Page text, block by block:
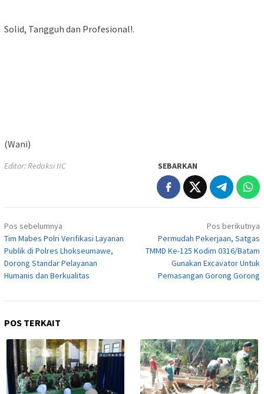
Solid, Tangguh dan Profesional!.
(Wani)
Editor: Redaksi IIC SEBARKAN
Navigasi
pos
Pos sebelumnya
Tim Mabes Polri Verifikasi Layanan
Publik di Polres Lhokseumawe,
Dorong Standar Pelayanan
Humanis dan Berkualitas
Pos berikutnya
Permudah Pekerjaan, Satgas
TMMD Ke-125 Kodim 0316/Batam
Gunakan Excavator Untuk
Pemasangan Gorong Gorong
POS TERKAIT